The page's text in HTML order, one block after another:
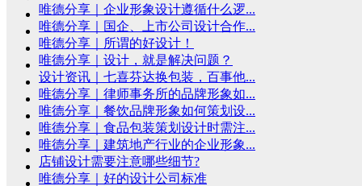
唯德分享｜企业形象设计遵循什么逻...
唯德分享｜国企、上市公司设计合作...
唯德分享｜所谓的好设计！
唯德分享｜设计，就是解决问题？
设计资讯｜七喜芬达换包装，百事他...
唯德分享｜律师事务所的品牌形象如...
唯德分享｜餐饮品牌形象如何策划设...
唯德分享｜食品包装策划设计时需注...
唯德分享｜建筑地产行业的企业形象...
店铺设计需要注意哪些细节?
唯德分享｜好的设计公司标准